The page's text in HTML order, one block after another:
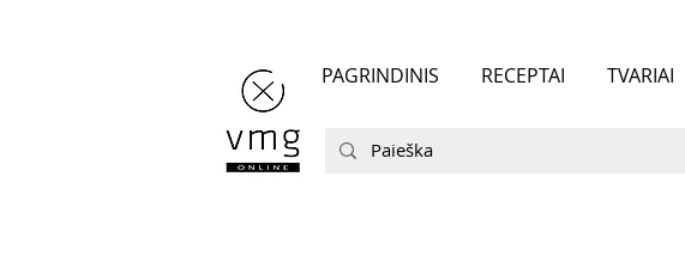
PAGRINDINIS RECEPTAI TVARIAI